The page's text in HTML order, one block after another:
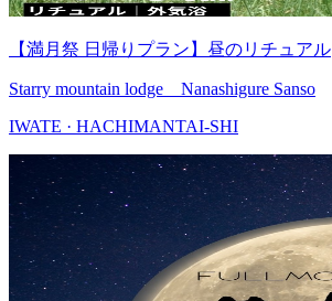
【満月祭 日帰りプラン】昼のリチュアル
Starry mountain lodge Nanashigure Sanso
IWATE · HACHIMANTAI-SHI